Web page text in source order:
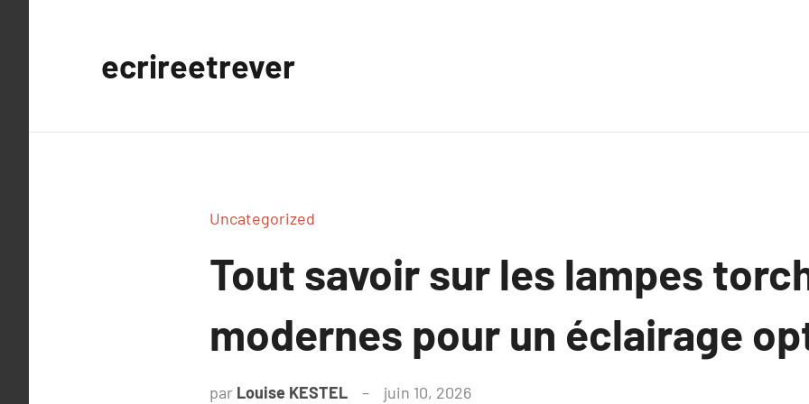
ecrireetrever
Uncategorized
Tout savoir sur les lampes
modernes pour un éclairage
par Louise KESTEL juin 10, 2026